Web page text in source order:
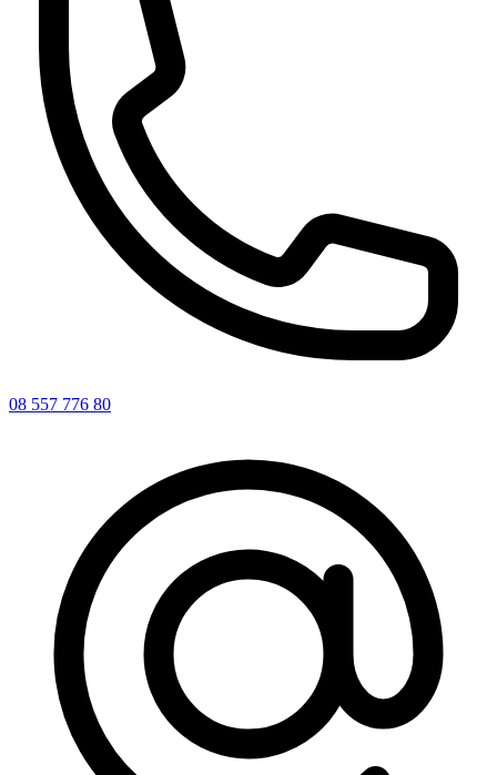
08 557 776 80